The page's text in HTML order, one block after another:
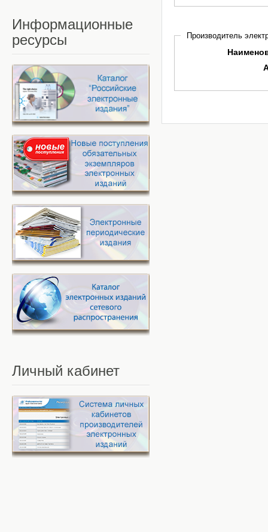
Производитель
Информационные
ресурсы
Личный кабинет